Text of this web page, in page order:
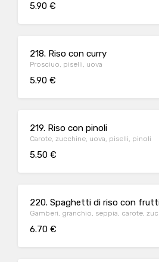
5.90 €
218. Riso con curry
Prosciuo, piselli, uova
5.90 €
219. Riso con pinoli
Carote, zucchine, uova, piselli, pinoli
5.50 €
220. Spaghetti di riso con
Gamberi, granchio, seppia, carote,
6.70 €